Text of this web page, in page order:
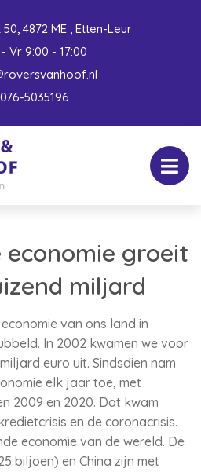
4872 ME , Etten-Leur
Vr 9:00 - 17:00
076-5035196
economie groeit
miljard
van ons land in
In 2002 kwamen we voor
euro uit. Sindsdien nam
elk jaar toe, met
2009 en 2020. Dat kwam
en de coronacrisis.
economie van de wereld. De
biljoen) en China zijn met